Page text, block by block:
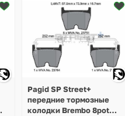
Pagid SP Street+
передние тормозные
колодки Brembo 8pot